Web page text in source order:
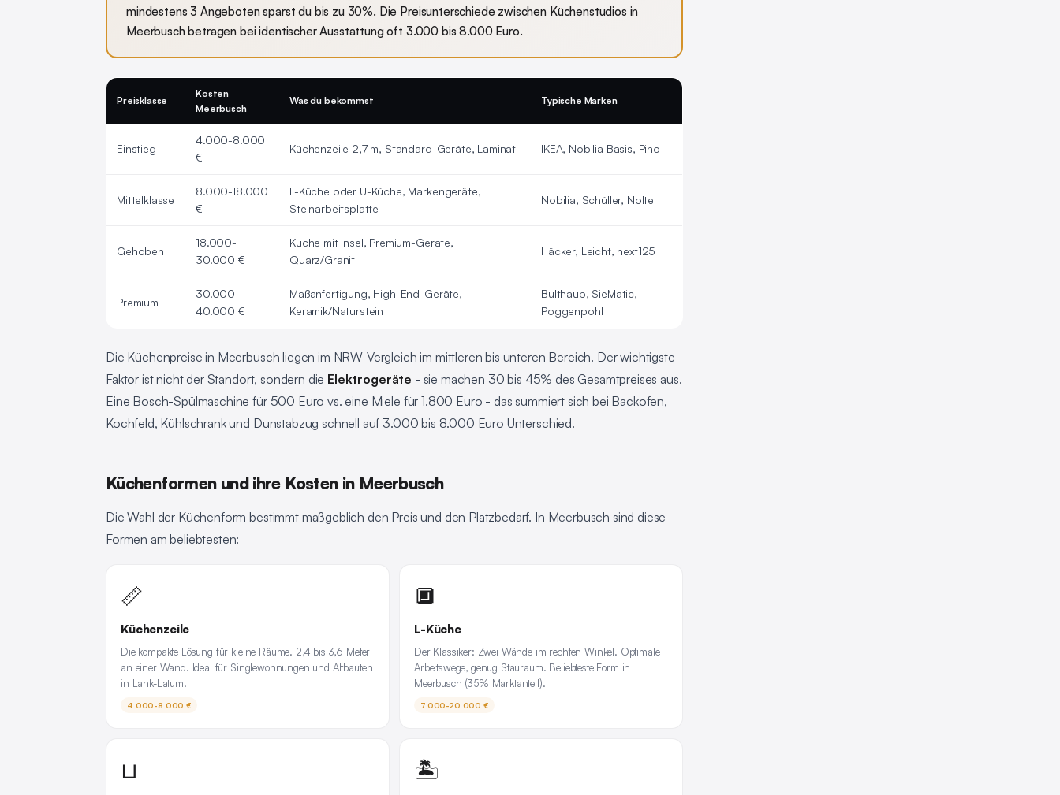
mindestens 3 Angeboten sparst du bis zu 30%. Die Preisunterschiede zwischen Küchenstudios in
Meerbusch betragen bei identischer Ausstattung oft 3.000 bis 8.000 Euro.
Preisklasse
Kosten
Meerbusch
Was du bekommst Typische Marken
Einstieg
4.000-8.000
€
Küchenzeile 2,7 m, Standard-Geräte, Laminat IKEA, Nobilia Basis, Pino
Mittelklasse
8.000-18.000
€
L-Küche oder U-Küche, Markengeräte,
Steinarbeitsplatte
Nobilia, Schüller, Nolte
Gehoben
18.000-
30.000 €
Küche mit Insel, Premium-Geräte,
Quarz/Granit
Häcker, Leicht, next125
Premium
30.000-
40.000 €
Maßanfertigung, High-End-Geräte,
Keramik/Naturstein
Bulthaup, SieMatic,
Poggenpohl
Die Küchenpreise in Meerbusch liegen im NRW-Vergleich im mittleren bis unteren Bereich. Der wichtigste
Faktor ist nicht der Standort, sondern die Elektrogeräte - sie machen 30 bis 45% des Gesamtpreises aus.
Eine Bosch-Spülmaschine für 500 Euro vs. eine Miele für 1.800 Euro - das summiert sich bei Backofen,
Kochfeld, Kühlschrank und Dunstabzug schnell auf 3.000 bis 8.000 Euro Unterschied.
Küchenformen und ihre Kosten in Meerbusch
Die Wahl der Küchenform bestimmt maßgeblich den Preis und den Platzbedarf. In Meerbusch sind diese
Formen am beliebtesten:
📏
Küchenzeile
Die kompakte Lösung für kleine Räume. 2,4 bis 3,6 Meter
an einer Wand. Ideal für Singlewohnungen und Altbauten
in Lank-Latum.
4.000-8.000 €
🔲
L-Küche
Der Klassiker: Zwei Wände im rechten Winkel. Optimale
Arbeitswege, genug Stauraum. Beliebteste Form in
Meerbusch (35% Marktanteil).
7.000-20.000 €
⊔ 🏝️